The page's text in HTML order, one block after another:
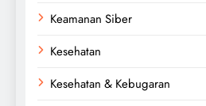
Keamanan Siber
Kesehatan
Kesehatan & Kebugaran